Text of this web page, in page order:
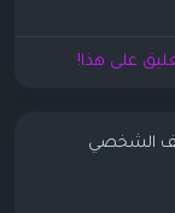
على هذا!
الشخصي